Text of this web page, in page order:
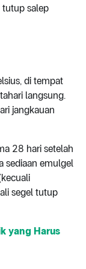
tutup salep
di tempat
langsung.
jangkauan
28 hari setelah
sediaan emulgel
segel tutup
yang Harus